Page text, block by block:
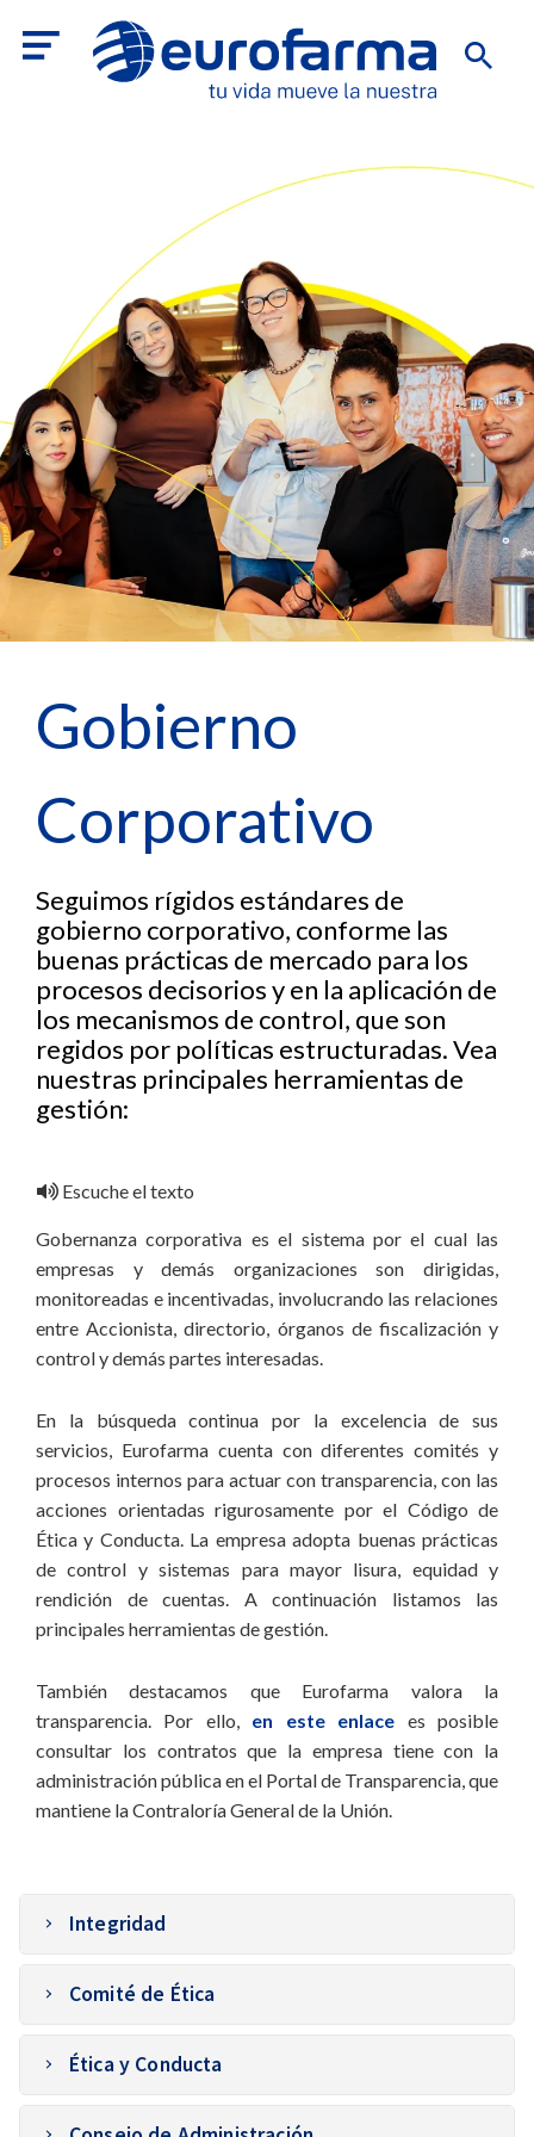
Gobierno
Corporativo
Seguimos rígidos estándares de
gobierno corporativo, conforme las
buenas prácticas de mercado para los
procesos decisorios y en la aplicación de
los mecanismos de control, que son
regidos por políticas estructuradas. Vea
nuestras principales herramientas de
gestión:
Escuche el texto
Gobernanza corporativa es el sistema por el cual las
empresas y demás organizaciones son dirigidas,
monitoreadas e incentivadas, involucrando las relaciones
entre Accionista, directorio, órganos de fiscalización y
control y demás partes interesadas.
En la búsqueda continua por la excelencia de sus
servicios, Eurofarma cuenta con diferentes comités y
procesos internos para actuar con transparencia, con las
acciones orientadas rigurosamente por el Código de
Ética y Conducta. La empresa adopta buenas prácticas
de control y sistemas para mayor lisura, equidad y
rendición de cuentas. A continuación listamos las
principales herramientas de gestión.
También destacamos que Eurofarma valora la
transparencia. Por ello, en este enlace es posible
consultar los contratos que la empresa tiene con la
administración pública en el Portal de Transparencia, que
mantiene la Contraloría General de la Unión.
Integridad
Con el objetivo de garantizar las mejores prácticas
del mercado, junto con la mejora del gobierno
corporativo, la empresa cuenta con un área dedicada
a la Integridad Corporativa, que abarca Compliance,
Gestión de Riesgo y Auditoría Interna. Se reporta de
forma directa al Comité de Ética, vinculado
Comité de Ética
El Comité de Ética es responsable de recibir los
sucesos que provienen de los distintos canales de
comunicación, realizar los análisis y dar el
seguimiento adecuado a los hechos. Realiza reuniones
Ética y Conducta
Código de Ética y Conducta